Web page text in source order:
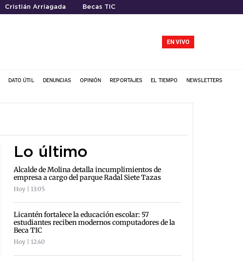
Cristián Arriagada Becas TIC
EN VIVO
DATO ÚTIL DENUNCIAS OPINIÓN REPORTAJES EL TIEMPO NEWSLETTERS
Lo último
Alcalde de Molina detalla incumplimientos de
empresa a cargo del parque Radal Siete Tazas
Hoy | 13:05
Licantén fortalece la educación escolar: 57
estudiantes reciben modernos computadores de la
Beca TIC
Hoy | 12:40